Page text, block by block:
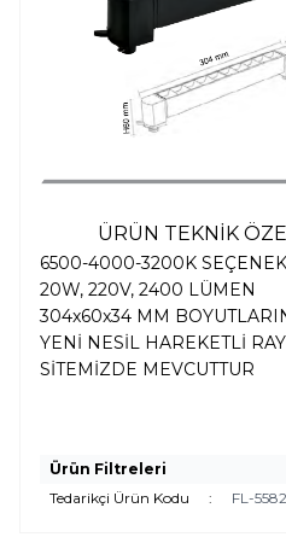
ÜRÜN TEKNİK
6500-4000-3200K
20W, 220V, 2400 LÜMEN
304x60x34 MM
YENİ NESİL HAREKETLİ
SİTEMİZDE MEVCUTTUR
Ürün Filtreleri
Tedarikçi Ürün Kodu
: FL-